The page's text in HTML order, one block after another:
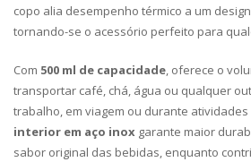
copo alia desempenho térmico a um
tornando-se o acessório perfeito para
Com 500 ml de capacidade, oferece o
transportar café, chá, água ou qualquer
trabalho, em viagem ou durante atividades
interior em aço inox garante maior
sabor original das bebidas, enquanto